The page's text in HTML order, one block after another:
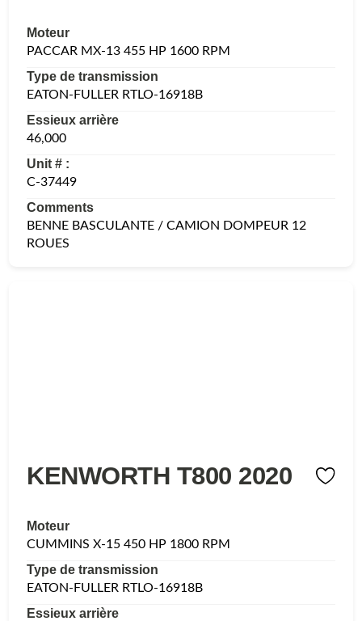
Moteur
PACCAR MX-13 455 HP 1600 RPM
Type de transmission
EATON-FULLER RTLO-16918B
Essieux arrière
46,000
Unit # :
C-37449
Comments
BENNE BASCULANTE / CAMION DOMPEUR 12
ROUES
KENWORTH T800 2020
Moteur
CUMMINS X-15 450 HP 1800 RPM
Type de transmission
EATON-FULLER RTLO-16918B
Essieux arrière